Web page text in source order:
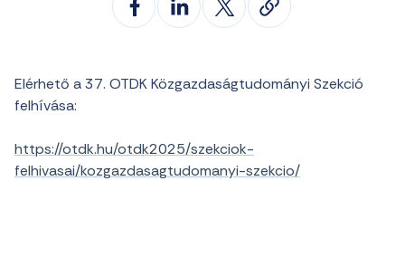
Elérhető a 37. OTDK Közgazdaságtudományi Szekció
felhívása:
https://otdk.hu/otdk2025/szekciok-
felhivasai/kozgazdasagtudomanyi-szekcio/